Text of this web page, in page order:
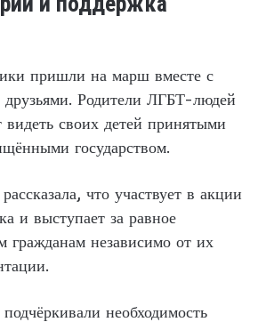
пришли на марш вместе с
друзьями. Родители ЛГБТ-людей
видеть своих детей принятыми
государством.
что участвует в акции
и выступает за равное
гражданам независимо от их
необходимость